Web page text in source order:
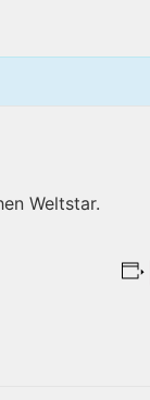
Weltstar.